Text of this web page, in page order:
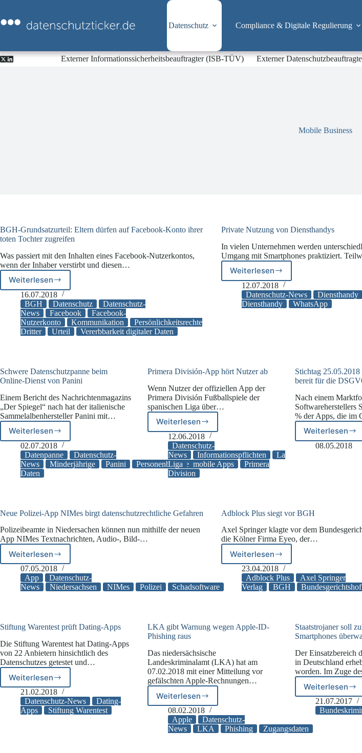
springen
Datenschutz Compliance & Digitale Regulierung
Externer Informationssicherheitsbeauftragter (ISB-TÜV) Externer
Mobile Business
BGH-Grundsatzurteil: Eltern dürfen auf Facebook-Konto ihrer
toten Tochter zugreifen
Was passiert mit den Inhalten eines Facebook-Nutzerkontos,
wenn der Inhaber verstirbt und diesen…
Weiterlesen
BGH-
Grundsatzurteil:
Eltern
dürfen
auf
Facebook-
Tochter
zugreifen
16.07.2018
BGH
Datenschutz
Datenschutz-
News
Facebook
Facebook-
Nutzerkonto
Kommunikation
Persönlichkeitsrechte
Dritter
Urteil Vererbbarkeit digitaler Daten
Private Nutzung von Diensthandys
In vielen Unternehmen werden
Umgang mit Smartphones praktiziert.
Weiterlesen
Private
Nutzung
von
Diensthandys
12.07.2018
Datenschutz-News
Diensthandy
Diensthandy
WhatsApp
Schwere Datenschutzpanne beim
Online-Dienst von Panini
Einem Bericht des Nachrichtenmagazins
„Der Spiegel“ nach hat der italienische
Sammelalbenhersteller Panini mit…
Weiterlesen
Schwere
Datenschutzpanne
beim
Online-
Dienst
02.07.2018
Datenpanne
Datenschutz-
News
Minderjährige Panini
Personenbezogene
Daten
Primera División-App hört Nutzer ab
Wenn Nutzer der offiziellen App der
Primera División Fußballspiele der
spanischen Liga über…
Weiterlesen
Primera
División-
App
hört
Nutzer
ab
12.06.2018
Datenschutz-
News
Informationspflichten
La
Liga
mobile Apps
Primera
Division
Stichtag
bereit für die
Nach einem
Softwareherstellers
% der Apps, die im
Weiterlesen
Stichtag
08.05.2018
Neue Polizei-App NIMes birgt datenschutzrechtliche Gefahren
Polizeibeamte in Niedersachen können nun mithilfe der neuen
App NIMes Textnachrichten, Audio-, Bild-…
Weiterlesen
Neue
Polizei-
App
NIMes
07.05.2018
App
Datenschutz-
News
Niedersachsen NIMes Polizei Schadsoftware
Adblock Plus siegt vor BGH
Axel Springer klagte vor dem
die Kölner Firma Eyeo, der…
Weiterlesen
Adblock
Plus
siegt
vor
23.04.2018
Adblock Plus
Axel Springer
Verlag
BGH Bundesgerichtshof
Stiftung Warentest prüft Dating-Apps
Die Stiftung Warentest hat Dating-Apps
von 22 Anbietern hinsichtlich des
Datenschutzes getestet und…
Weiterlesen
Stiftung
Warentest
prüft
Dating-
21.02.2018
Datenschutz-News
Dating-
Apps
Stiftung Warentest
LKA gibt Warnung wegen Apple-ID-
Phishing raus
Das niedersächsische
Landeskriminalamt (LKA) hat am
07.02.2018 mit einer Mitteilung vor
gefälschten Apple-Rechnungen…
Weiterlesen
LKA
gibt
Warnung
wegen
08.02.2018
Apple
Datenschutz-
News
LKA Phishing Zugangsdaten
Staatstrojaner soll
Smartphones
Der Einsatzbereich
in Deutschland
worden. Im Zuge
Weiterlesen
soll
21.07.2017